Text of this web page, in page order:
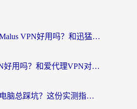
海外党必看：Malus VPN好用吗？和迅猛兔VPN对比哪个回国效果更好？附真实体验与避坑指南
Quickback VPN好用吗？和爱代理VPN对比哪个回国效果更好？
海外翻墙回国电脑总踩坑？这份实测指南帮你选对加速器（附ChickCNinitapMalus对比）